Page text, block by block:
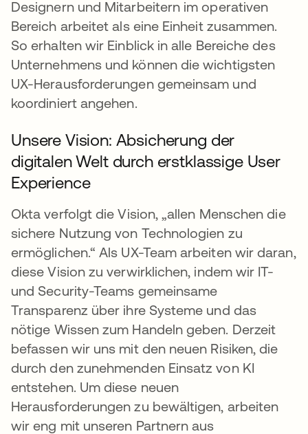
Designern und Mitarbeitern im operativen
Bereich arbeitet als eine Einheit zusammen.
So erhalten wir Einblick in alle Bereiche des
Unternehmens und können die wichtigsten
UX-Herausforderungen gemeinsam und
koordiniert angehen.
Unsere Vision: Absicherung der
digitalen Welt durch erstklassige User
Experience
Okta verfolgt die Vision, „allen Menschen die
sichere Nutzung von Technologien zu
ermöglichen.“ Als UX-Team arbeiten wir daran,
diese Vision zu verwirklichen, indem wir IT-
und Security-Teams gemeinsame
Transparenz über ihre Systeme und das
nötige Wissen zum Handeln geben. Derzeit
befassen wir uns mit den neuen Risiken, die
durch den zunehmenden Einsatz von KI
entstehen. Um diese neuen
Herausforderungen zu bewältigen, arbeiten
wir eng mit unseren Partnern aus